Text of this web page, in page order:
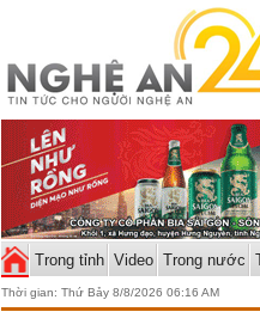
Trong tỉnh Video Trong nước
Thời gian: Thứ Bảy 8/8/2026 06:16 AM